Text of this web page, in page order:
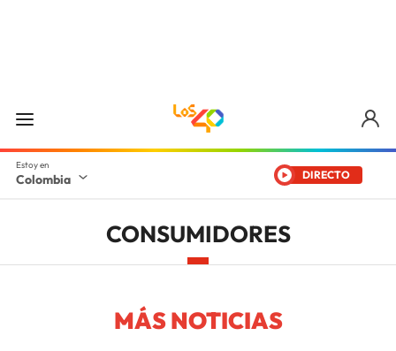
Colombia DIRECTO
CONSUMIDORES
MÁS NOTICIAS